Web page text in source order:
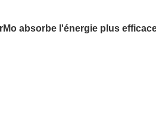
absorbe l'énergie plus